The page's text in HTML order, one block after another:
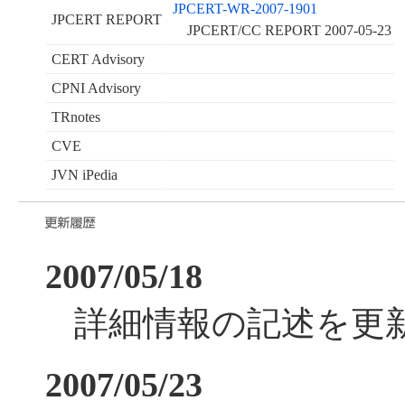
JPCERT REPORT
JPCERT-WR-2007-1901
JPCERT/CC REPORT 2007-05-23
CERT Advisory
CPNI Advisory
TRnotes
CVE
JVN iPedia
2007/05/18
詳細情報の記述を更
2007/05/23